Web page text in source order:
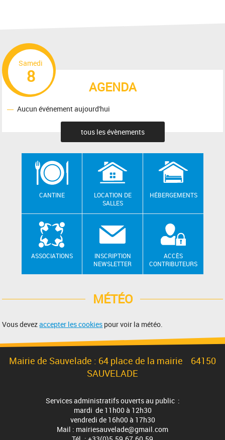
AGENDA
Samedi
8
Aucun événement aujourd'hui
tous les évènements
CANTINE
LOCATION DE
SALLES
HÉBERGEMENTS
ASSOCIATIONS
INSCRIPTION
NEWSLETTER
ACCÈS
CONTRIBUTEURS
MÉTÉO
Vous devezaccepter les cookies pour voir la météo.
Mairie de Sauvelade : 64 place de la mairie 64150
SAUVELADE
Services administratifs ouverts au public :
mardi de 11h00 à 12h30
vendredi de 16h00 à 17h30
Mail : mairiesauvelade@gmail.com